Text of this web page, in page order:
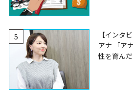
5
【インタ
アナ 「ア
性を育ん